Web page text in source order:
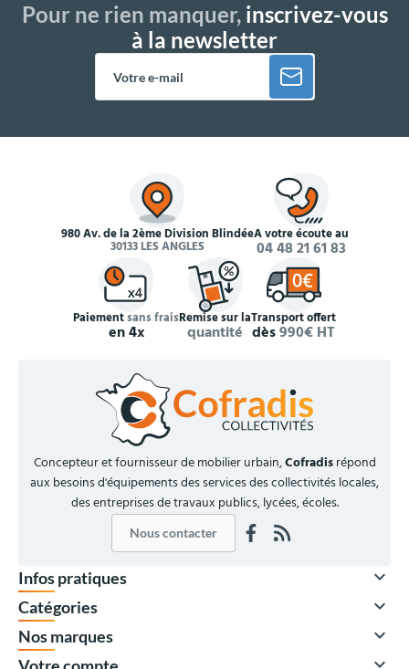
Pour ne rien manquer,inscrivez-vous
à la newsletter
980 Av. de la 2ème Division Blindée
30133 LES ANGLES
À votre écoute au
04 48 21 61 83
Paiementsans frais
en 4x
Remise sur la
quantité
Transport offert
dès990€ HT
Concepteur et fournisseur de mobilier urbain,Cofradisrépond
aux besoins d'équipements des services des collectivités locales,
des entreprises de travaux publics, lycées, écoles.
Nous contacter
Infos pratiques 
Catégories 
Nos marques 
